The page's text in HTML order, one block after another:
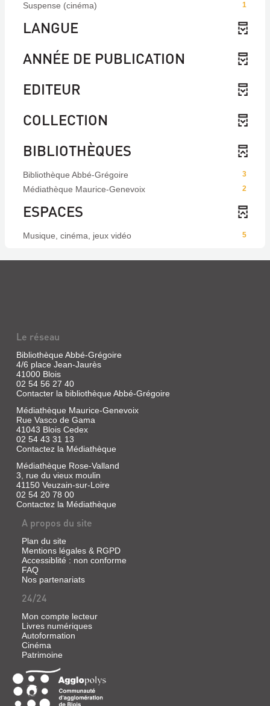
1
Suspense (cinéma)
LANGUE
ANNÉE DE PUBLICATION
EDITEUR
COLLECTION
BIBLIOTHÈQUES
3
Bibliothèque Abbé-Grégoire
2
Médiathèque Maurice-Genevoix
ESPACES
5
Musique, cinéma, jeux vidéo
Le réseau
Bibliothèque Abbé-Grégoire
4/6 place Jean-Jaurès
41000 Blois
02 54 56 27 40
Contacter la bibliothèque Abbé-Grégoire
Médiathèque Maurice-Genevoix
Rue Vasco de Gama
41043 Blois Cedex
02 54 43 31 13
Contactez la Médiathèque
Médiathèque Rose-Valland
3, rue du vieux moulin
41150 Veuzain-sur-Loire
02 54 20 78 00
Contactez la Médiathèque
A propos du site
Plan du site
Mentions légales & RGPD
Accessiblité : non conforme
FAQ
Nos partenariats
24/24
Mon compte lecteur
Livres numériques
Autoformation
Cinéma
Patrimoine